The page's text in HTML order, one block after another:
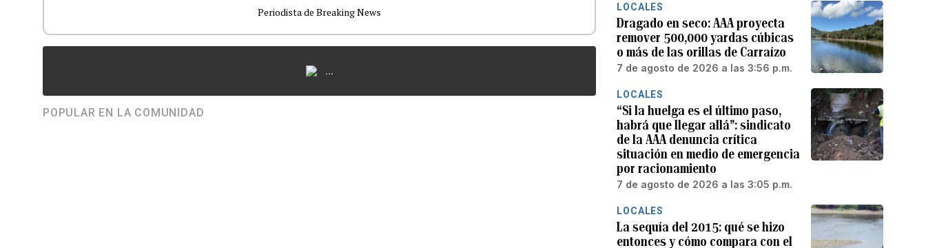
Periodista de Breaking News
...
POPULAR EN LA COMUNIDAD
LOCALES
Dragado en seco: AAA proyecta
remover 500,000 yardas cúbicas
o más de las orillas de Carraízo
7 de agosto de 2026 a las 3:56 p.m.
LOCALES
“Si la huelga es el último paso,
habrá que llegar allá”: sindicato
de la AAA denuncia crítica
situación en medio de emergencia
por racionamiento
7 de agosto de 2026 a las 3:05 p.m.
LOCALES
La sequía del 2015: qué se hizo
entonces y cómo compara con el